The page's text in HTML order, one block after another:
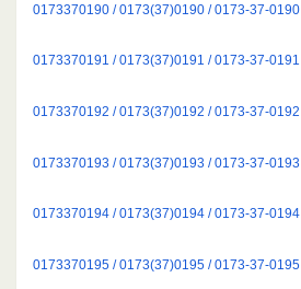
0173370190 / 0173(37)0190 / 0173-37-0190
0173370191 / 0173(37)0191 / 0173-37-0191
0173370192 / 0173(37)0192 / 0173-37-0192
0173370193 / 0173(37)0193 / 0173-37-0193
0173370194 / 0173(37)0194 / 0173-37-0194
0173370195 / 0173(37)0195 / 0173-37-0195